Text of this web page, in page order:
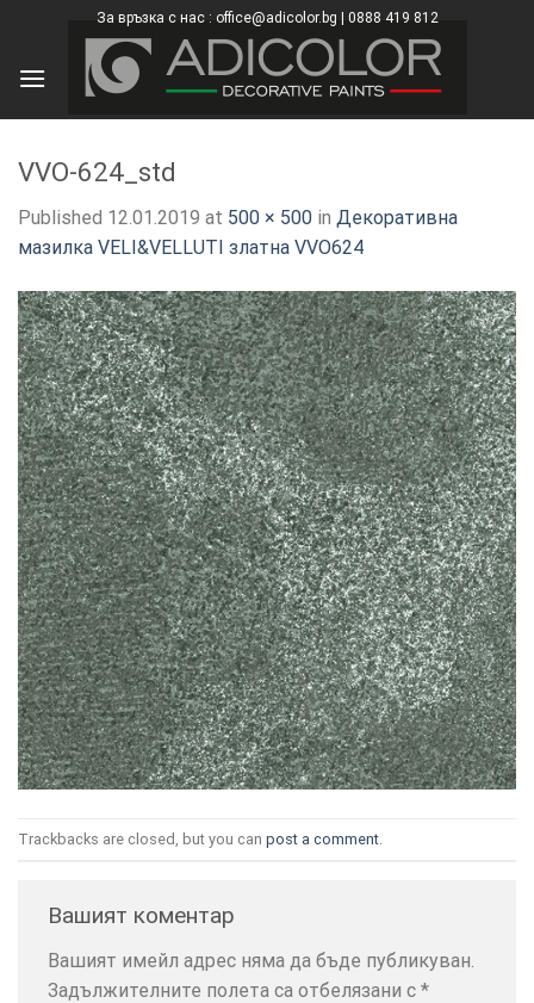
content
За връзка с нас : office@adicolor.bg | 0888 419 812
VVO-624_std
Published 12.01.2019 at 500 × 500 in Декоративна
мазилка VELI&VELLUTI златна VVO624
Trackbacks are closed, but you can post a comment
Вашият коментар
Вашият имейл адрес няма да бъде публикуван.
Задължителните полета са отбелязани с *
×
× ТОЗИ
САЙТ
ИЗПОЛЗВА
ПОВЕЧЕ
ДА
НАМЕРИТЕ
ТУК.